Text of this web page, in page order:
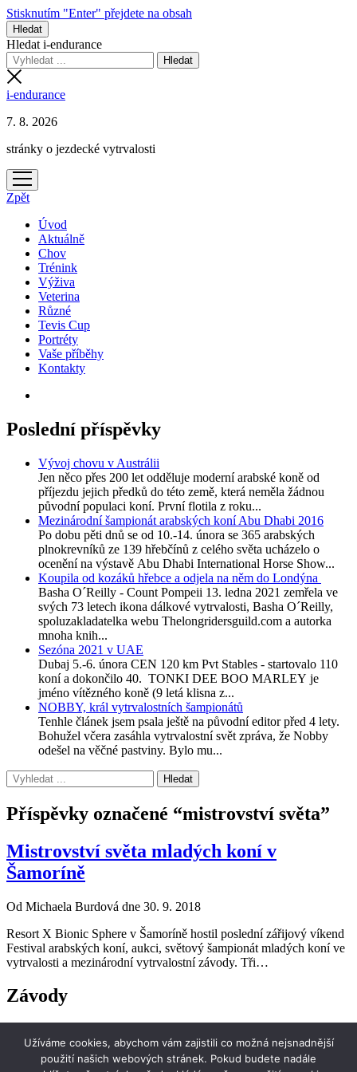
Stisknutím "Enter" přejdete na obsah
Hledat
Hledat i-endurance
i-endurance
7. 8. 2026
stránky o jezdecké vytrvalosti
otevřít
menu
Zpět
Úvod
Aktuálně
Chov
Trénink
Výživa
Veterina
Různé
Tevis Cup
Portréty
Vaše příběhy
Kontakty
Poslední příspěvky
Vývoj chovu v Austrálii
Jen něco přes 200 let odděluje moderní arabské koně od
příjezdu jejich předků do této země, která neměla žádnou
původní populaci koní. První flotila z roku...
Mezinárodní šampionát arabských koní Abu Dhabi 2016
Po dobu pěti dnů se od 10.-14. února se 365 arabských
plnokrevníků ze 139 hřebčínů z celého světa ucházelo o
ocenění na výstavě Abu Dhabi International Horse Show...
Koupila od kozáků hřebce a odjela na něm do Londýna
Basha O´Reilly - Count Pompeii 13. ledna 2021 zemřela ve
svých 73 letech ikona dálkové vytrvalosti, Basha O´Reilly,
spoluzakladatelka webu Thelongridersguild.com a autorka
mnoha knih...
Sezóna 2021 v UAE
Dubaj 5.-6. února CEN 120 km Pvt Stables - startovalo 110
koní a dokončilo 40. TONKI DEE BOO MARLEY je
jméno vítězného koně (9 letá klisna z...
NOBBY, král vytrvalostních šampionátů
Tenhle článek jsem psala ještě na původní editor před 4 lety.
Bohužel včera zasáhla vytrvalostní svět zpráva, že Nobby
odešel na věčné pastviny. Bylo mu...
Příspěvky označené “mistrovství světa”
Mistrovství světa mladých koní v
Šamoríně
Od Michaela Burdová dne 30. 9. 2018
Resort X Bionic Sphere v Šamoríně hostil poslední zářijový víkend
Festival arabských koní, aukci, světový šampionát mladých koní ve
vytrvalosti a mezinárodní vytrvalostní závody. Tři…
Závody
stránky o jezdecké vytrvalosti
Užíváme cookies, abychom vám zajistili co možná nejsnadnější
použití našich webových stránek. Pokud budete nadále